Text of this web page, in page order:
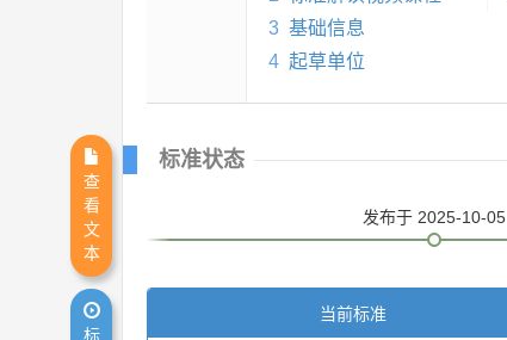
3 基础信息
4 起草单位
标准状态
发布于 2025-10-05
当前标准
查
看
文
本
标